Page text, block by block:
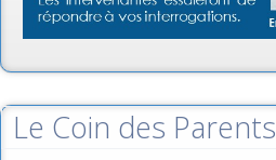
Le Coin des Parents